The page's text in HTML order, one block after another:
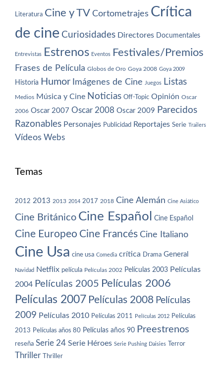
Literatura Cine y TV Cortometrajes Crítica
de cine Curiosidades Directores Documentales
Entrevistas Estrenos Eventos Festivales/Premios
Frases de Película Globos de Oro Goya 2008 Goya 2009
Historia Humor Imágenes de Cine Juegos Listas
Medios Música y Cine Noticias Off-Topic Opinión Oscar
2006 Oscar 2007 Oscar 2008 Oscar 2009 Parecidos
Razonables Personajes Publicidad Reportajes Serie Trailers
Vídeos Webs
Temas
2012 2013 2013 2014 2017 2018 Cine Alemán Cine Asiático
Cine Británico Cine Español Cine Español
Cine Europeo Cine Francés Cine Italiano
Cine Usa cine usa Comedia crítica Drama General
Navidad Netflix película Películas 2002 Películas 2003 Películas
2004 Películas 2005 Películas 2006
Películas 2007 Películas 2008 Películas
2009 Películas 2010 Películas 2011 Películas 2012 Películas
2013 Películas años 80 Películas años 90 Preestrenos
reseña Serie 24 Serie Héroes Serie Pushing Daisies Terror
Thriller Thriller